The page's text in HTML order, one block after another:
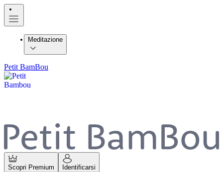
Meditazione
Petit BamBou
Scopri Premium Identificarsi